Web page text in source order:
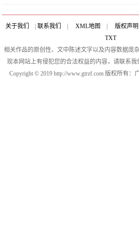
关于我们 联系我们 XML地图 版权声明
TXT
相关作品的原创性、文中陈述文字以及内容数据庞
现本网站上有侵犯您的合法权益的内容，请联系我
Copyright © 2019 http://www.gtrzf.com 版权所有：